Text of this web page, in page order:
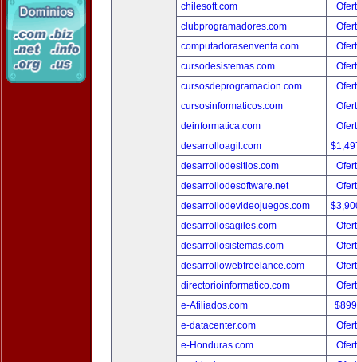
chilesoft.com
clubprogramadores.com
computadorasenventa.com
cursodesistemas.com
cursosdeprogramacion.com
cursosinformaticos.com
deinformatica.com
desarrolloagil.com
desarrollodesitios.com
desarrollodesoftware.net
desarrollodevideojuegos.com
desarrollosagiles.com
desarrollosistemas.com
desarrollowebfreelance.com
directorioinformatico.com
e-Afiliados.com
e-datacenter.com
e-Honduras.com